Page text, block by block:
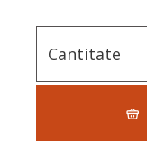
Cantitate